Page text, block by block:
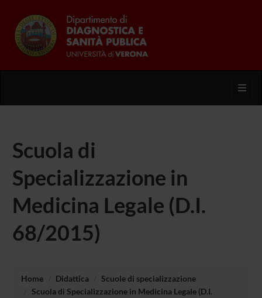
Scuola di
Specializzazione in
Medicina Legale (D.I.
68/2015)
Home Didattica
Scuole di specializzazione
Scuola di Specializzazione in Medicina Legale (D.I.